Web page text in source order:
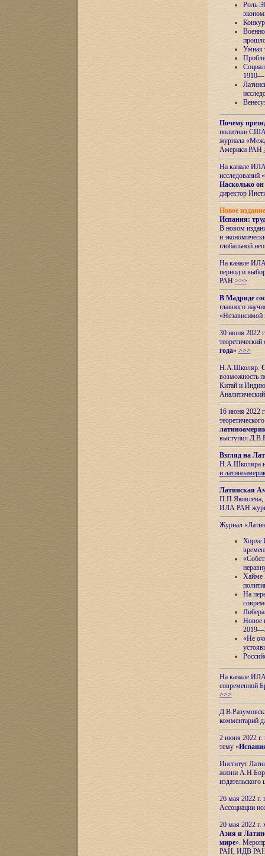
Роль
Умная
Почему
политики США
журнала
Америки РАН
На канале ИЛА
исследований «
Насколько он
директор
Новое
Испания:
В новом
и
глобальной
На канале
период и
РАН >>>
В Мадриде
главного
«Независимой
30 июня 2022
года» >>>
Н.А.Школяр.
возможность
Китай и
16 июня 2022
выступил
Взгляд на
Н.А.Школяра
и
Латинская
П.П.Яковлева,
ИЛА РАН
Журнал
Хорхе
Хайме
На
Новое
«Не
На канале ИЛА
современной
>>>
комментарий
2 июня 2022 г.
тему «
Институт
жизни
26 мая 2022
Ассоциации
20 мая 2022
Азия и
мире».
РАН, ИДВ